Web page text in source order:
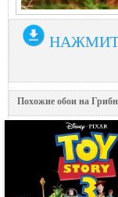
Похожие обои на